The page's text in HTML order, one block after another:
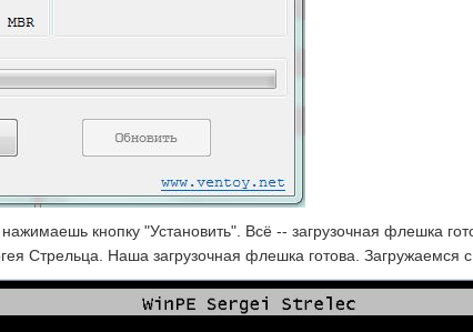
кнопку "Установить". Всё -- загрузочная флешка
Стрельца. Наша загрузочная флешка готова. Загружаемся